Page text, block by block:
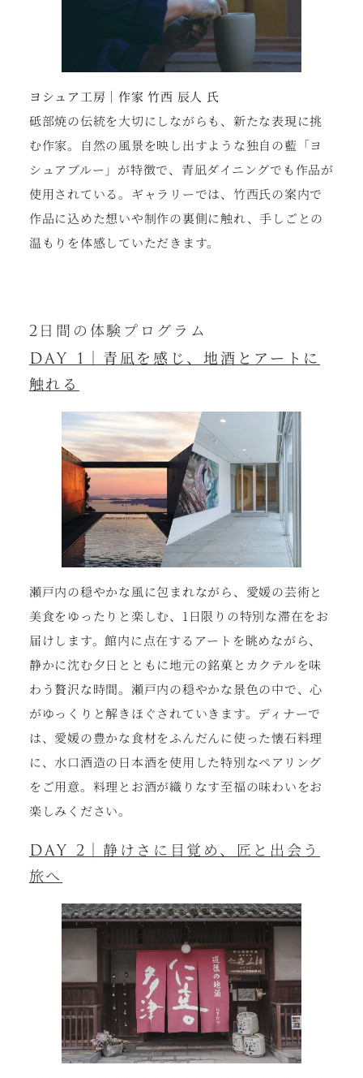
ヨシュア工房｜作家 竹西 辰人 氏
砥部焼の伝統を大切にしながらも、新たな表現に挑
む作家。自然の風景を映し出すような独自の藍「ヨ
シュアブルー」が特徴で、青凪ダイニングでも作品が
使用されている。ギャラリーでは、竹西氏の案内で
作品に込めた想いや制作の裏側に触れ、手しごとの
温もりを体感していただきます。
2日間の体験プログラム
DAY 1｜青凪を感じ、地酒とアートに
触れる
瀬戸内の穏やかな風に包まれながら、愛媛の芸術と
美食をゆったりと楽しむ、1日限りの特別な滞在をお
届けします。館内に点在するアートを眺めながら、
静かに沈む夕日とともに地元の銘菓とカクテルを味
わう贅沢な時間。瀬戸内の穏やかな景色の中で、心
がゆっくりと解きほぐされていきます。ディナーで
は、愛媛の豊かな食材をふんだんに使った懐石料理
に、水口酒造の日本酒を使用した特別なペアリング
をご用意。料理とお酒が織りなす至福の味わいをお
楽しみください。
DAY 2｜静けさに目覚め、匠と出会う
旅へ